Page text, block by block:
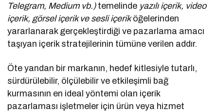
Telegram, Medium vb.) temelinde yazılı içerik, video
içerik, görsel içerik ve sesli içeriköğelerinden
yararlanarak gerçekleştirdiği ve pazarlama amacı
taşıyan içerik stratejilerinin tümüne verilen addır.
Öte yandan bir markanın, hedef kitlesiyle tutarlı,
sürdürülebilir, ölçülebilir ve etkileşimli bağ
kurmasının en ideal yöntemi olan içerik
pazarlaması işletmeler için ürün veya hizmet